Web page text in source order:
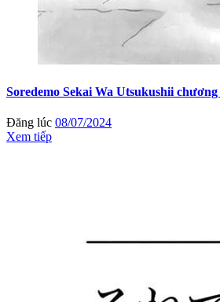
Soredemo Sekai Wa Utsukushii chương
Đăng lúc 08/07/2024
Xem tiếp